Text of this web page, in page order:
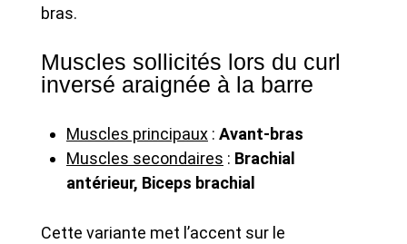
bras.
Muscles sollicités lors du curl
inversé araignée à la barre
Muscles principaux : Avant-bras
Muscles secondaires : Brachial
antérieur, Biceps brachial
Cette variante met l’accent sur le